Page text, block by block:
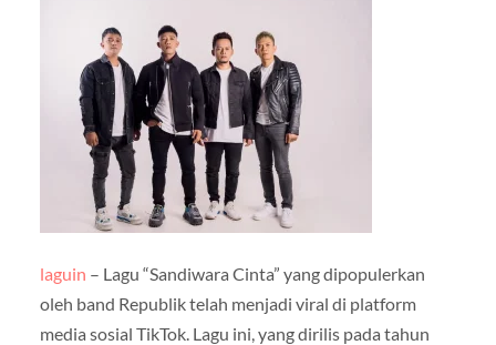
laguin – Lagu “Sandiwara Cinta” yang dipopulerkan
oleh band Republik telah menjadi viral di platform
media sosial TikTok. Lagu ini, yang dirilis pada tahun